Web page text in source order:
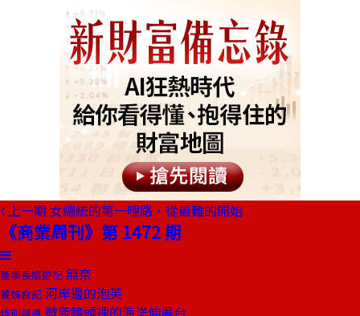
上一期 女總統的第一哩路，從最難的開始
《商業周刊》第 1472 期
董事長嬉遊記 無奈
饕姊食記 河岸邊的泡芙
微距鏡頭裡的海洋伸展台